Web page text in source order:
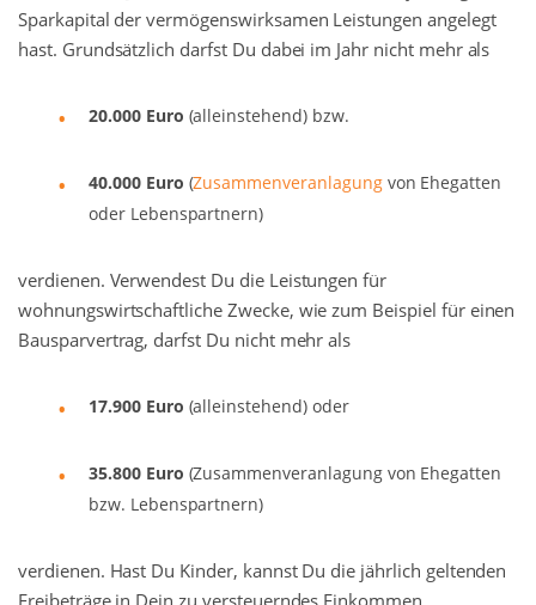
Sparkapital der vermögenswirksamen Leistungen angelegt
hast. Grundsätzlich darfst Du dabei im Jahr nicht mehr als
20.000 Euro (alleinstehend) bzw.
40.000 Euro (Zusammenveranlagungvon Ehegatten
oder Lebenspartnern)
verdienen. Verwendest Du die Leistungen für
wohnungswirtschaftliche Zwecke, wie zum Beispiel für einen
Bausparvertrag, darfst Du nicht mehr als
17.900 Euro (alleinstehend) oder
35.800 Euro (Zusammenveranlagung von Ehegatten
bzw. Lebenspartnern)
verdienen. Hast Du Kinder, kannst Du die jährlich geltenden